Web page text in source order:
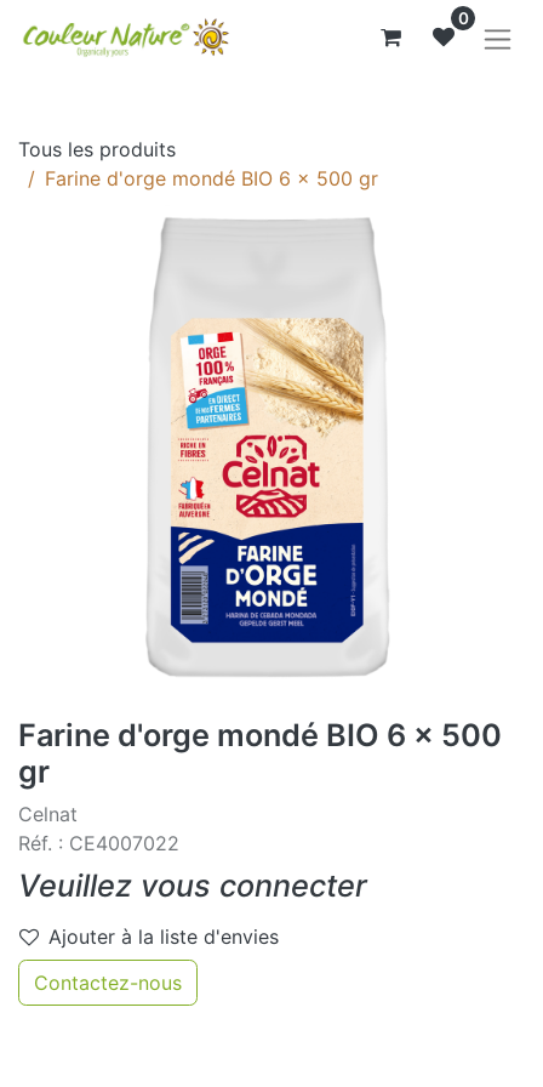
0
Tous les produits
Farine d'orge mondé BIO 6 x 500 gr
Farine d'orge mondé BIO 6 x 500
gr
Celnat
Réf. : CE4007022
Veuillez vous connecter
Ajouter à la liste d'envies
Contactez-nous